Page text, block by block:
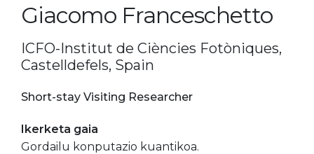
Giacomo Franceschetto
ICFO-Institut de Ciències Fotòniques,
Castelldefels, Spain
Short-stay Visiting Researcher
Ikerketa gaia
Gordailu konputazio kuantikoa.